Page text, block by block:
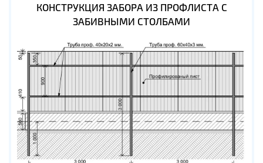
КОНСТРУКЦИЯ ЗАБОРА ИЗ ПРОФЛИСТА С
ЗАБИВНЫМИ СТОЛБАМИ